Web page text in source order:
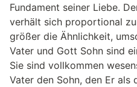
Fundament seiner Liebe.
verhält sich proportional
größer die Ähnlichkeit,
Vater und Gott Sohn sind
Sie sind vollkommen
Vater den Sohn, den Er als